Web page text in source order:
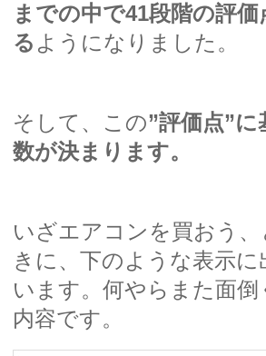
までの中で41段階の評
る ようになりました。
そして、この”評価点”
数が決まります。
いざエアコンを買おう、
きに、下のような表示に
います。何やらまた面倒
内容です。